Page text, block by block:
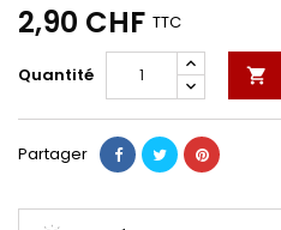
2,90 CHF TTC
Quantité 
Partager